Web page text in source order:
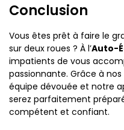
Conclusion
Vous êtes prêt à faire le
sur deux roues ? À l’Auto-
impatients de vous
passionnante. Grâce à
équipe dévouée et notre
serez parfaitement
compétent et confiant.